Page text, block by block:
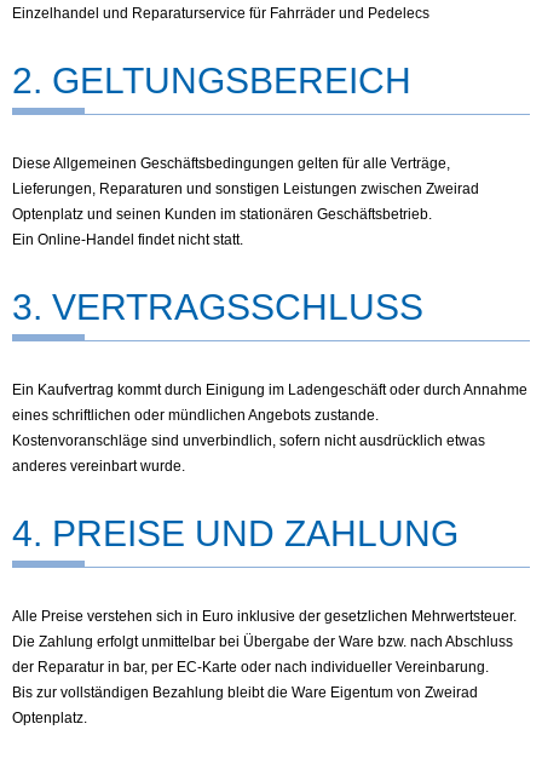
Einzelhandel und Reparaturservice für Fahrräder und Pedelecs
2. GELTUNGSBEREICH
Diese Allgemeinen Geschäftsbedingungen gelten für alle Verträge,
Lieferungen, Reparaturen und sonstigen Leistungen zwischen Zweirad
Optenplatz und seinen Kunden im stationären Geschäftsbetrieb.
Ein Online-Handel findet nicht statt.
3. VERTRAGSSCHLUSS
Ein Kaufvertrag kommt durch Einigung im Ladengeschäft oder durch Annahme
eines schriftlichen oder mündlichen Angebots zustande.
Kostenvoranschläge sind unverbindlich, sofern nicht ausdrücklich etwas
anderes vereinbart wurde.
4. PREISE UND ZAHLUNG
Alle Preise verstehen sich in Euro inklusive der gesetzlichen Mehrwertsteuer.
Die Zahlung erfolgt unmittelbar bei Übergabe der Ware bzw. nach Abschluss
der Reparatur in bar, per EC-Karte oder nach individueller Vereinbarung.
Bis zur vollständigen Bezahlung bleibt die Ware Eigentum von Zweirad
Optenplatz.